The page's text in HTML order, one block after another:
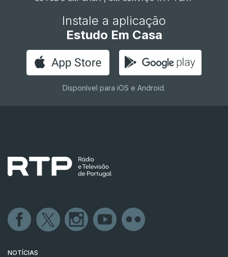
Instale a aplicação
Estudo Em Casa
Disponível para iOS e Android.
NOTÍCIAS